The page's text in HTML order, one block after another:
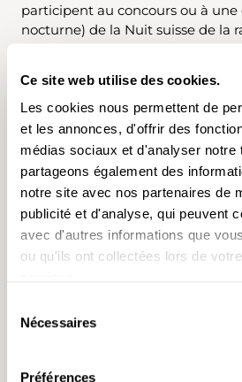
Ce site web utilise des cookies.
Les cookies nous permettent de
et les annonces, d'offrir des
médias sociaux et d'analyser notre
partageons également des
notre site avec nos partenaires de
publicité et d'analyse, qui peuvent
avec d'autres informations que
ou qu'ils ont collectées lors de
Nécessaires
Préférences
participent au concours ou à
nocturne) de la Nuit suisse de la
organisent une telle offre
particulier les conditions suivantes.
Coûts
L’enregistrement d’une offre ainsi
communication en lien avec la
randonnée sont gratuits pour les
de Suisse Rando et aussi pour les
Pour toutes les autres
prix de base de la mise en ligne